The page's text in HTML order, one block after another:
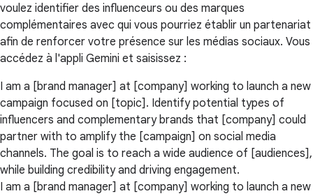
voulez identifier des influenceurs ou des marques
complémentaires avec qui vous pourriez établir un partenariat
afin de renforcer votre présence sur les médias sociaux. Vous
accédez à l'appli Gemini et saisissez :
I am a [brand manager] at [company] working to launch a new
campaign focused on [topic]. Identify potential types of
influencers and complementary brands that [company] could
partner with to amplify the [campaign] on social media
channels. The goal is to reach a wide audience of [audiences],
while building credibility and driving engagement.
I am a [brand manager] at [company] working to launch a new